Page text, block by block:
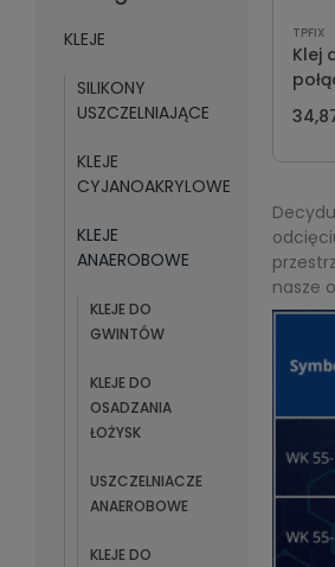
KLEJE
SILIKONY
USZCZELNIAJĄCE
KLEJE
CYJANOAKRYLOWE
KLEJE
ANAEROBOWE
KLEJE DO
GWINTÓW
KLEJE DO
OSADZANIA
ŁOŻYSK
USZCZELNIACZE
ANAEROBOWE
KLEJE DO
TPFIX
Klej
50g
nasze